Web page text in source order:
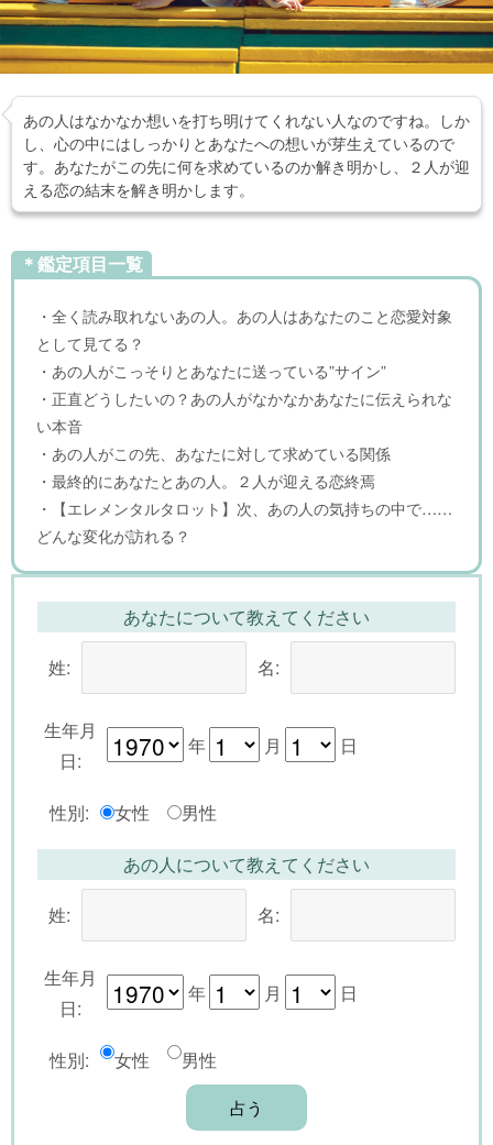
あの人はなかなか想いを打ち明けてくれない人なのですね。しか
し、心の中にはしっかりとあなたへの想いが芽生えているので
す。あなたがこの先に何を求めているのか解き明かし、２人が迎
える恋の結末を解き明かします。
＊鑑定項目一覧
・全く読み取れないあの人。あの人はあなたのこと恋愛対象
として見てる？
・あの人がこっそりとあなたに送っている”サイン”
・正直どうしたいの？あの人がなかなかあなたに伝えられな
い本音
・あの人がこの先、あなたに対して求めている関係
・最終的にあなたとあの人。２人が迎える恋終焉
・【エレメンタルタロット】次、あの人の気持ちの中で……
どんな変化が訪れる？
あなたについて教えてください
姓:
名:
生年月
日:
年 月 日
性別: 女性 男性
あの人について教えてください
姓:
名:
生年月
日:
年 月 日
性別: 女性 男性